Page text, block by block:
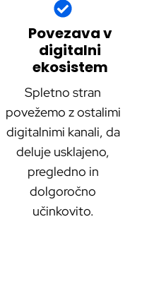
Povezava v
digitalni
ekosistem
Spletno stran
povežemo z ostalimi
digitalnimi kanali, da
deluje usklajeno,
pregledno in
dolgoročno
učinkovito.